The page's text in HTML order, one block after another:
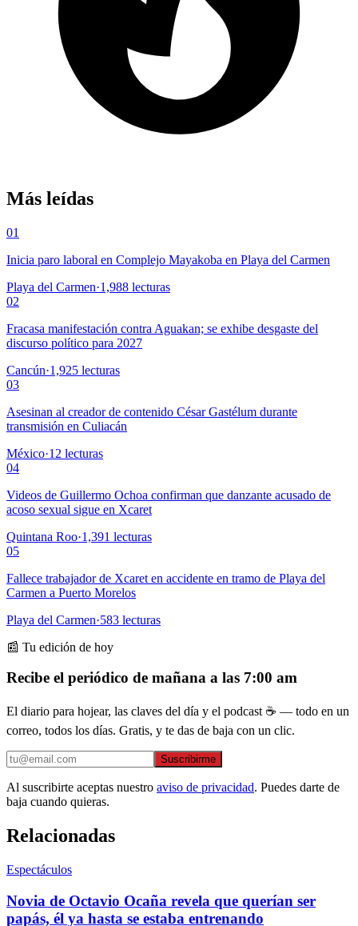
Más leídas
01
Inicia paro laboral en Complejo Mayakoba en Playa del Carmen
Playa del Carmen·1,988 lecturas
02
Fracasa manifestación contra Aguakan; se exhibe desgaste del
discurso político para 2027
Cancún·1,925 lecturas
03
Asesinan al creador de contenido César Gastélum durante
transmisión en Culiacán
México·12 lecturas
04
Videos de Guillermo Ochoa confirman que danzante acusado de
acoso sexual sigue en Xcaret
Quintana Roo·1,391 lecturas
05
Fallece trabajador de Xcaret en accidente en tramo de Playa del
Carmen a Puerto Morelos
Playa del Carmen·583 lecturas
📰 Tu edición de hoy
Recibe el periódico de mañana a las 7:00 am
El diario para hojear, las claves del día y el podcast ☕ — todo en un
correo, todos los días. Gratis, y te das de baja con un clic.
Suscribirme
Al suscribirte aceptas nuestro aviso de privacidad. Puedes darte de
baja cuando quieras.
Relacionadas
Espectáculos
Novia de Octavio Ocaña revela que querían ser
papás, él ya hasta se estaba entrenando